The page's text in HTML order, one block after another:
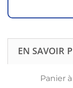
EN SAVOIR
Panier